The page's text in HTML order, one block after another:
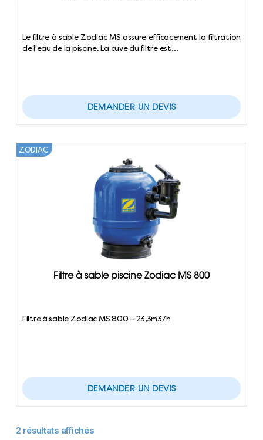
Le filtre à sable Zodiac MS assure efficacement la filtration
de l'eau de la piscine. La cuve du filtre est…
DEMANDER UN DEVIS
Filtre à sable piscine Zodiac MS 800
ZODIAC
Filtre à sable Zodiac MS 800 – 23,3m3/h
DEMANDER UN DEVIS
2 résultats affichés